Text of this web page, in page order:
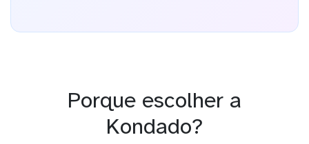
Porque escolher a
Kondado?